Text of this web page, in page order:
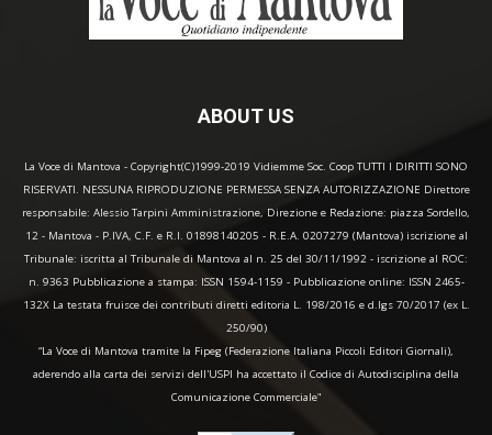
ABOUT US
La Voce di Mantova - Copyright(C)1999-2019 Vidiemme Soc. Coop TUTTI I DIRITTI SONO
RISERVATI. NESSUNA RIPRODUZIONE PERMESSA SENZA AUTORIZZAZIONE Direttore
responsabile: Alessio Tarpini Amministrazione, Direzione e Redazione: piazza Sordello,
12 - Mantova - P.IVA, C.F. e R.I. 01898140205 - R.E.A. 0207279 (Mantova) iscrizione al
Tribunale: iscritta al Tribunale di Mantova al n. 25 del 30/11/1992 - iscrizione al ROC:
n. 9363 Pubblicazione a stampa: ISSN 1594-1159 - Pubblicazione online: ISSN 2465-
132X La testata fruisce dei contributi diretti editoria L. 198/2016 e d.lgs 70/2017 (ex L.
250/90)
“La Voce di Mantova tramite la Fipeg (Federazione Italiana Piccoli Editori Giornali),
aderendo alla carta dei servizi dell'USPI ha accettato il Codice di Autodisciplina della
Comunicazione Commerciale"